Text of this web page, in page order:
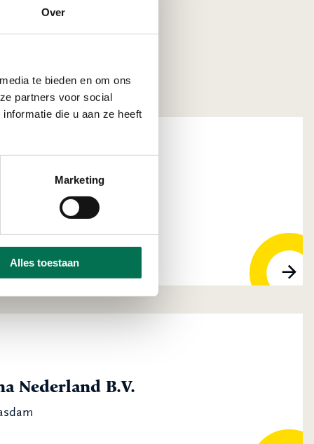
Over
te bieden en om ons
partners voor social
die u aan ze heeft
Marketing
Alles toestaan
B.V.
Mijnsheerenland
Nederland B.V.